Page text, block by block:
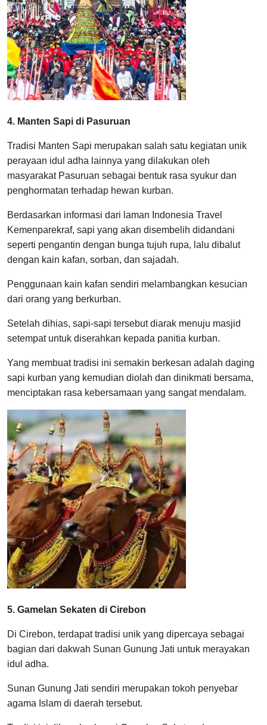
4. Manten Sapi di Pasuruan
Tradisi Manten Sapi merupakan salah satu kegiatan unik
perayaan idul adha lainnya yang dilakukan oleh
masyarakat Pasuruan sebagai bentuk rasa syukur dan
penghormatan terhadap hewan kurban.
Berdasarkan informasi dari laman Indonesia Travel
Kemenparekraf, sapi yang akan disembelih didandani
seperti pengantin dengan bunga tujuh rupa, lalu dibalut
dengan kain kafan, sorban, dan sajadah.
Penggunaan kain kafan sendiri melambangkan kesucian
dari orang yang berkurban.
Setelah dihias, sapi-sapi tersebut diarak menuju masjid
setempat untuk diserahkan kepada panitia kurban.
Yang membuat tradisi ini semakin berkesan adalah daging
sapi kurban yang kemudian diolah dan dinikmati bersama,
menciptakan rasa kebersamaan yang sangat mendalam.
5. Gamelan Sekaten di Cirebon
Di Cirebon, terdapat tradisi unik yang dipercaya sebagai
bagian dari dakwah Sunan Gunung Jati untuk merayakan
idul adha.
Sunan Gunung Jati sendiri merupakan tokoh penyebar
agama Islam di daerah tersebut.